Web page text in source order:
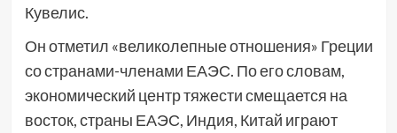
Кувелис.
Он отметил «великолепные отношения» Греции
со странами-членами ЕАЭС. По его словам,
экономический центр тяжести смещается на
восток, страны ЕАЭС, Индия, Китай играют